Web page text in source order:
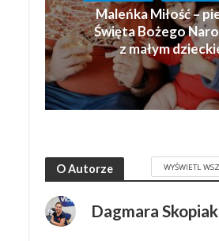
Maleńka Miłość –
Święta Bożego
z małym
O Autorze WYŚWIETL
Dagmara Skopiak